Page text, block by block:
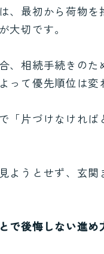
、最初から荷物
大切です。
、相続手続きの
て優先順位は変
「片づけなけれ
ようとせず、玄
後悔しない進め